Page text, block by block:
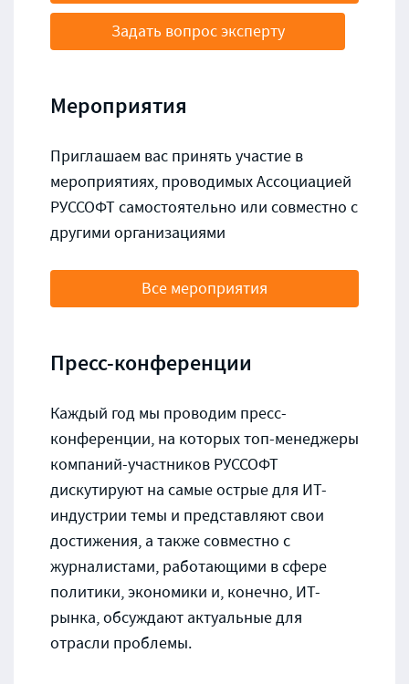
Задать вопрос эксперту
Мероприятия
Приглашаем вас принять участие в
мероприятиях, проводимых Ассоциацией
РУССОФТ самостоятельно или совместно с
другими организациями
Все мероприятия
Пресс-конференции
Каждый год мы проводим пресс-
конференции, на которых топ-менеджеры
компаний-участников РУССОФТ
дискутируют на самые острые для ИТ-
индустрии темы и представляют свои
достижения, а также совместно с
журналистами, работающими в сфере
политики, экономики и, конечно, ИТ-
рынка, обсуждают актуальные для
отрасли проблемы.